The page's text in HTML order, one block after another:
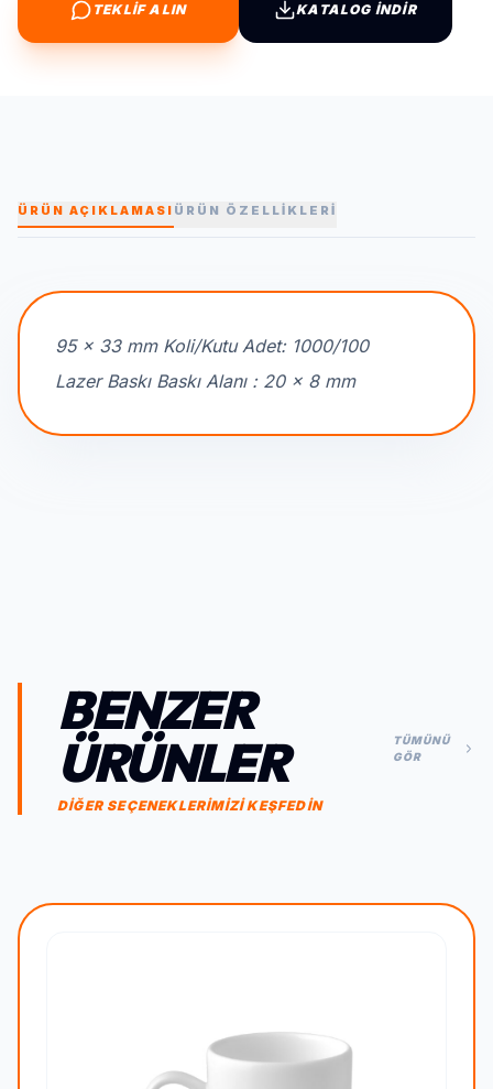
TEKLİF ALIN KATALOG İNDİR
ÜRÜN AÇIKLAMASI ÜRÜN ÖZELLİKLERİ
95 x 33 mm Koli/Kutu Adet: 1000/100
Lazer Baskı Baskı Alanı : 20 x 8 mm
BENZER
ÜRÜNLER
DİĞER SEÇENEKLERİMİZİ KEŞFEDİN
TÜMÜNÜ
GÖR